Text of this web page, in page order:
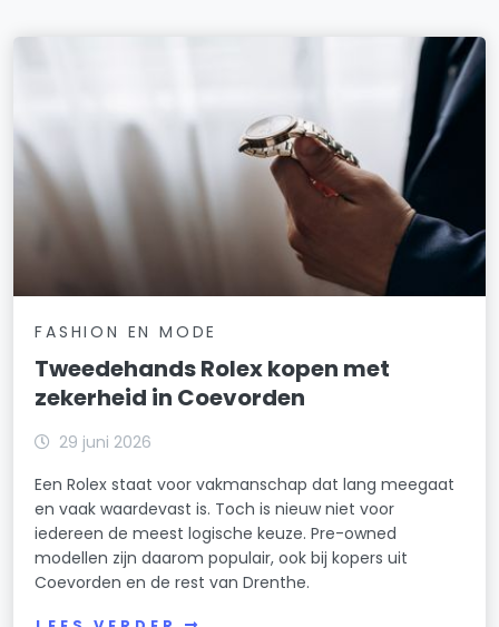
FASHION EN MODE
Tweedehands Rolex kopen met
zekerheid in Coevorden
29 juni 2026
Een Rolex staat voor vakmanschap dat lang meegaat
en vaak waardevast is. Toch is nieuw niet voor
iedereen de meest logische keuze. Pre-owned
modellen zijn daarom populair, ook bij kopers uit
Coevorden en de rest van Drenthe.